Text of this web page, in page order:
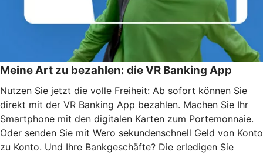
Meine Art zu bezahlen: die VR Banking App
Nutzen Sie jetzt die volle Freiheit: Ab sofort können Sie
direkt mit der VR Banking App bezahlen. Machen Sie Ihr
Smartphone mit den digitalen Karten zum Portemonnaie.
Oder senden Sie mit Wero sekundenschnell Geld von Konto
zu Konto. Und Ihre Bankgeschäfte? Die erledigen Sie